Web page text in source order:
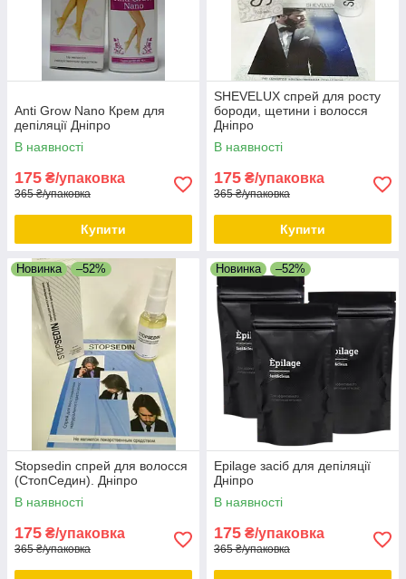
Anti Grow Nano Крем для
депіляції Дніпро
В наявності
175 ₴/упаковка
365 ₴/упаковка
Купити
SHEVELUX спрей для росту
бороди, щетини і волосся
Дніпро
В наявності
175 ₴/упаковка
365 ₴/упаковка
Купити
Новинка –52%
Stopsedin спрей для волосся
(СтопСедин). Дніпро
В наявності
175 ₴/упаковка
365 ₴/упаковка
Новинка –52%
Epilage засіб для депіляції
Дніпро
В наявності
175 ₴/упаковка
365 ₴/упаковка